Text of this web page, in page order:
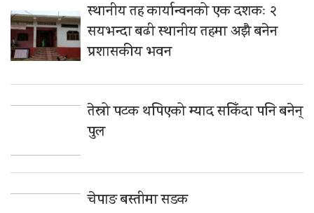
स्थानीय तह कार्यान्वनको एक दशकः २
सयभन्दा बढी स्थानीय तहमा अझै बनेन
प्रशासकीय भवन
तेस्रो पटक थपिएको म्याद सकिँदा पनि बनेन्
पुल
चेपाङ बस्तीमा सडक